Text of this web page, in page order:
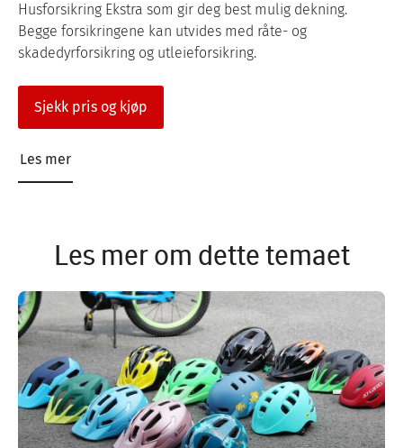
Husforsikring Ekstra som gir deg best mulig dekning.
Begge forsikringene kan utvides med råte- og
skadedyrforsikring og utleieforsikring.
Sjekk pris og kjøp
Les mer
Les mer om dette temaet